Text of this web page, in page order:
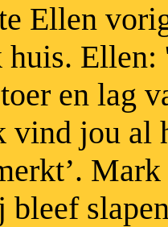
Ellen
huis.
en lag
vind jou al
bleef